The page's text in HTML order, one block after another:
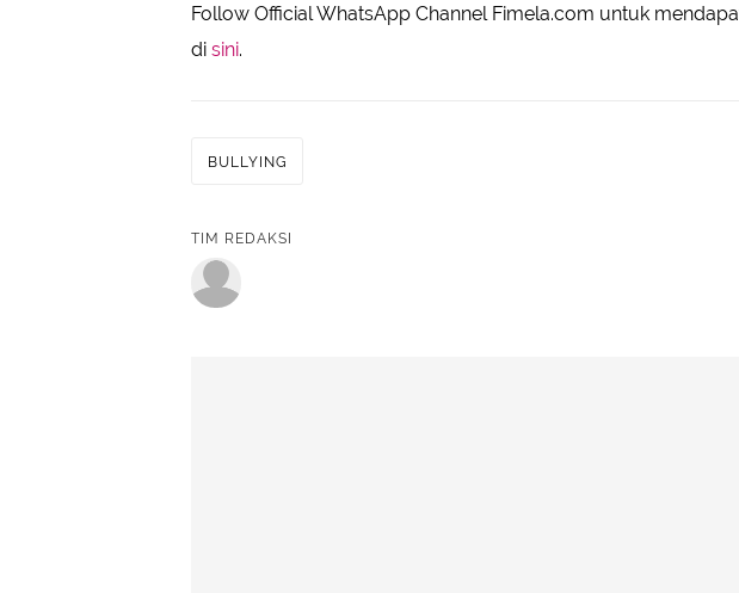
Follow Official WhatsApp Channel Fimela.com untuk
di sini.
BULLYING
TIM REDAKSI